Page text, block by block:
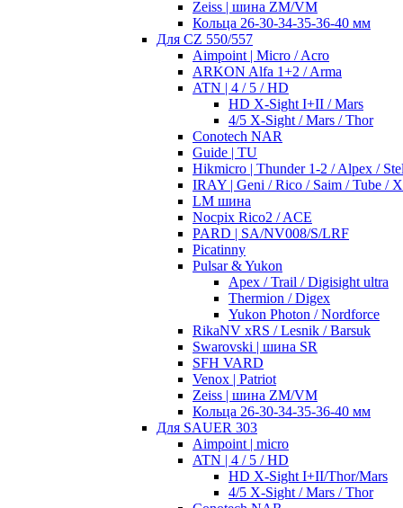
Zeiss | шина ZM/VM
Кольца 26-30-34-35-36-40 мм
Для CZ 550/557
Aimpoint | Micro / Acro
ARKON Alfa 1+2 / Arma
ATN | 4 / 5 / HD
HD X-Sight I+II / Mars
4/5 X-Sight / Mars / Thor
Conotech NAR
Guide | TU
Hikmicro | Thunder 1-2 / Alpex /
IRAY | Geni / Rico / Saim / Tube /
LM шина
Nocpix Rico2 / ACE
PARD | SA/NV008/S/LRF
Picatinny
Pulsar & Yukon
Apex / Trail / Digisight ultra
Thermion / Digex
Yukon Photon / Nordforce
RikaNV xRS / Lesnik / Barsuk
Swarovski | шина SR
SFH VARD
Venox | Patriot
Zeiss | шина ZM/VM
Кольца 26-30-34-35-36-40 мм
Для SAUER 303
Aimpoint | micro
ATN | 4 / 5 / HD
HD X-Sight I+II/Thor/Mars
4/5 X-Sight / Mars / Thor